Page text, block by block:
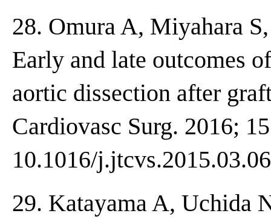
28. Omura A, Miyahara
Early and late outcomes
aortic dissection after
Cardiovasc Surg. 2016;
10.1016/
29. Katayama A, Uchida